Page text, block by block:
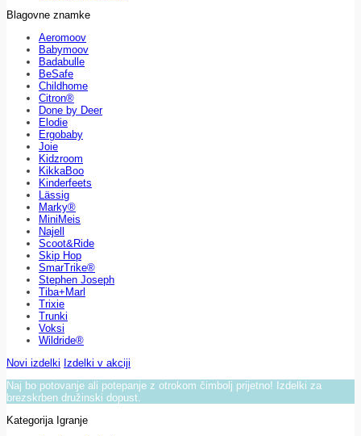
Blagovne znamke
Aeromoov
Babymoov
Badabulle
BeSafe
Childhome
Citron®
Done by Deer
Elodie
Ergobaby
Joie
Kidzroom
KikkaBoo
Kinderfeets
Lässig
Marky®
MiniMeis
Najell
Scoot&Ride
Skip Hop
SmarTrike®
Stephen Joseph
Tiba+Marl
Trixie
Trunki
Voksi
Wildride®
Novi izdelki Izdelki v akciji
Naj bo potovanje ali potepanje z otrokom čimbolj prijetno! Izdelki za
brezskrben družinski dopust.
Kategorija Igranje